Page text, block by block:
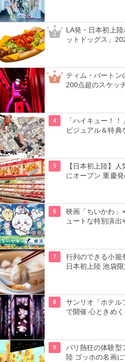
2
LA発・日本初上
ットドッグス」
3
ティム・バートン
200点超のスケッ
4
「ハイキュー！
ビジュアル＆特典
5
【日本初上陸】
にオープン 重慶
6
映画「ちいかわ」
ュートな特別演出
7
行列のできる小籠
日本初上陸 池袋
8
サンリオ「ホテル
で開催 心ときめ
9
パリ熱狂の体験型
陸 ゴッホの名画に